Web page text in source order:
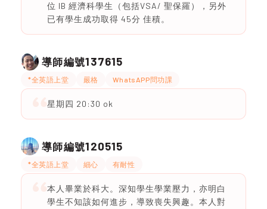
位 IB 經濟科學生（包括VSA/ 聖保羅），另外
已有學生成功取得 45分 佳積。
導師編號137615
*全英語上堂 嚴格 WhatsAPP問功課
星期四 20:30 ok
導師編號120515
*全英語上堂 細心 有耐性
本人畢業於科大。深知學生學業壓力，亦明白
學生不知該如何進步，導致喪失興趣。本人對